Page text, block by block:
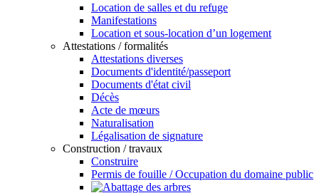
Location de salles et du refuge
Manifestations
Location et sous-location d’un logement
Attestations / formalités
Attestations diverses
Documents d'identité/passeport
Documents d'état civil
Décès
Acte de mœurs
Naturalisation
Légalisation de signature
Construction / travaux
Construire
Permis de fouille / Occupation du domaine public